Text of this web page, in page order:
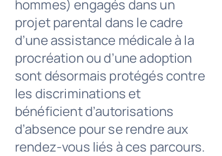
Contact
hommes) engagés dans un
projet parental dans le cadre
d’une assistance médicale à la
procréation ou d’une adoption
sont désormais protégés contre
les discriminations et
bénéficient d’autorisations
d’absence pour se rendre aux
rendez-vous liés à ces parcours.